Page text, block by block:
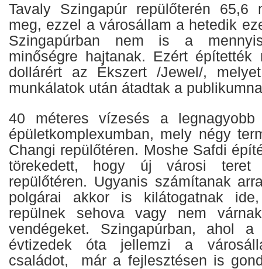
Tavaly Szingapúr repülőterén 65,6
meg, ezzel a városállam a hetedik
Szingapúrban nem is a
minőségre hajtanak. Ezért építették
dollárért az Ékszert /Jewel/,
munkálatok után átadtak a
40 méteres vízesés a
épületkomplexumban, mely négy
Changi repülőtéren. Moshe Safdi
törekedett, hogy új városi
repülőtéren. Ugyanis számítanak
polgárai akkor is kilátogatnak
repülnek sehova vagy nem
vendégeket. Szingapúrban, ahol a
évtizedek óta jellemzi a
családot, már a fejlesztésen is